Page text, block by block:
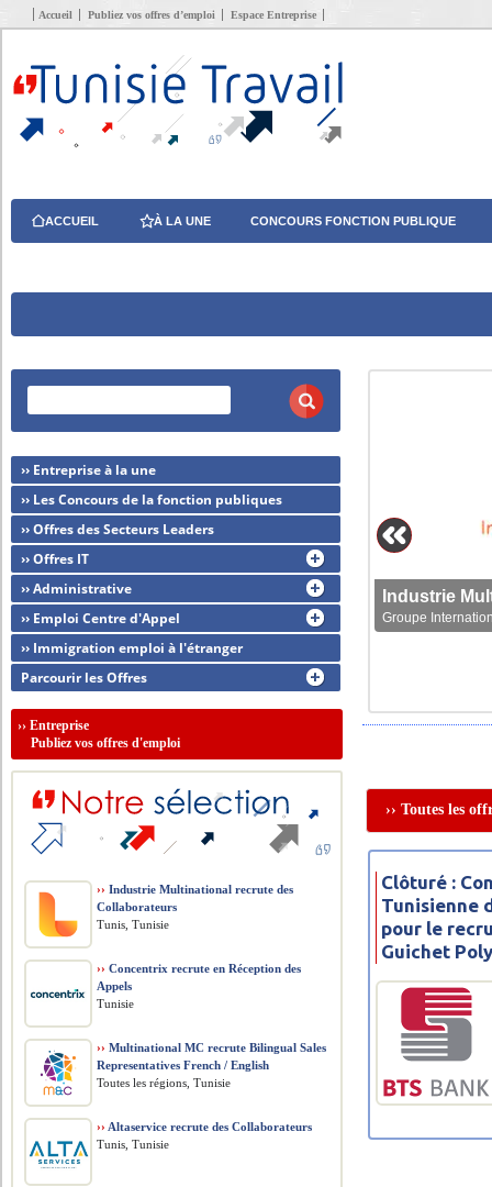
Accueil Publiez vos offres d’emploi Espace Entreprise
ACCUEIL À LA UNE CONCOURS FONCTION PUBLIQUE
Groupe
›› Toutes les
Clôturé :
Tunisienne
pour le
Guichet
›› Entreprise à la une
›› Les Concours de la fonction publiques
›› Offres des Secteurs Leaders
›› Offres IT
›› Administrative
›› Emploi Centre d'Appel
›› Immigration emploi à l'étranger
Parcourir les Offres
››Entreprise
Publiez vos offres d'emploi
›› Industrie Multinational recrute des
Collaborateurs
Tunis, Tunisie
›› Concentrix recrute en Réception des
Appels
Tunisie
›› Multinational MC recrute Bilingual Sales
Representatives French / English
Toutes les régions, Tunisie
›› Altaservice recrute des Collaborateurs
Tunis, Tunisie